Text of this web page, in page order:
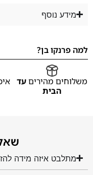
מידע נוסף
למה פרנקו בן?
משלוחים מהיריםעד
הבית
מתלבט איזה מידה